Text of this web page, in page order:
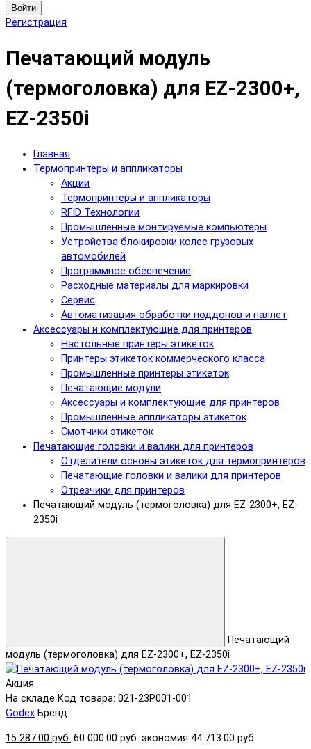
Войти
Регистрация
Печатающий модуль
(термоголовка) для EZ-2300+,
EZ-2350i
Главная
Термопринтеры и аппликаторы
Акции
Термопринтеры и аппликаторы
RFID Технологии
Промышленные монтируемые компьютеры
Устройства блокировки колес грузовых
автомобилей
Программное обеспечение
Расходные материалы для маркировки
Сервис
Автоматизация обработки поддонов и паллет
Аксессуары и комплектующие для принтеров
Настольные принтеры этикеток
Принтеры этикеток коммерческого класса
Промышленные принтеры этикеток
Печатающие модули
Аксессуары и комплектующие для принтеров
Промышленные аппликаторы этикеток
Смотчики этикеток
Печатающие головки и валики для принтеров
Отделители основы этикеток для термопринтеров
Печатающие головки и валики для принтеров
Отрезчики для принтеров
Печатающий модуль (термоголовка) для EZ-2300+, EZ-
2350i
Печатающий
модуль (термоголовка) для EZ-2300+, EZ-2350i
Акция
На складе Код товара: 021-23P001-001
Godex Бренд
15 287.00 руб. 60 000.00 руб. экономия 44 713.00 руб.